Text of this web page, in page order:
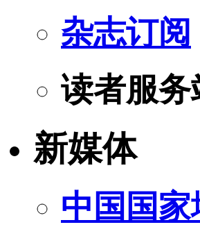
杂志订阅
读者服务
新媒体
中国国家